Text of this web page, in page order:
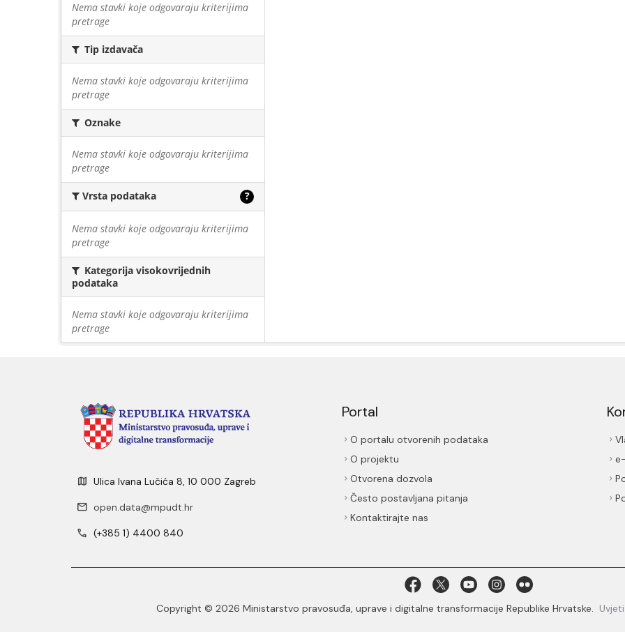
Nema stavki koje odgovaraju kriterijima
pretrage
Tip izdavača
Nema stavki koje odgovaraju kriterijima
pretrage
Oznake
Nema stavki koje odgovaraju kriterijima
pretrage
Vrsta podataka ?
Nema stavki koje odgovaraju kriterijima
pretrage
Kategorija visokovrijednih
podataka
Nema stavki koje odgovaraju kriterijima
pretrage